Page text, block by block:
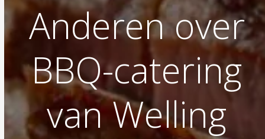
Anderen over
BBQ-catering
van Welling